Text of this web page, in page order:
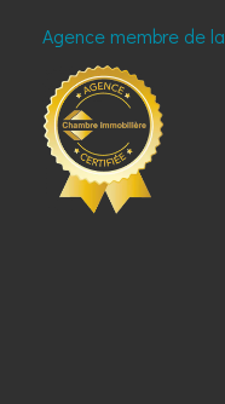
Agence membre de la